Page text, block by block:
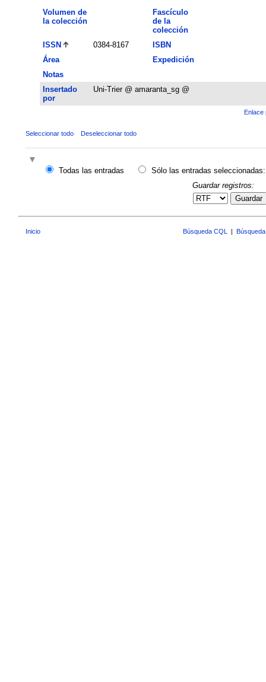
Volumen de
la colección
Fascículo
de la
colección
ISSN
0384-8167
ISBN
Área
Expedición
Notas
Insertado
por
Uni-Trier @ amaranta_sg @
Enlace
Seleccionar todo Deseleccionar todo
Todas las entradas
Sólo las entradas seleccionadas:
Guardar registros:
Guardar
Inicio Búsqueda CQL